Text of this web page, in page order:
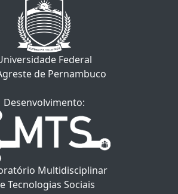
Federal
de Pernambuco
Desenvolvimento:
Multidisciplinar
Tecnologias Sociais